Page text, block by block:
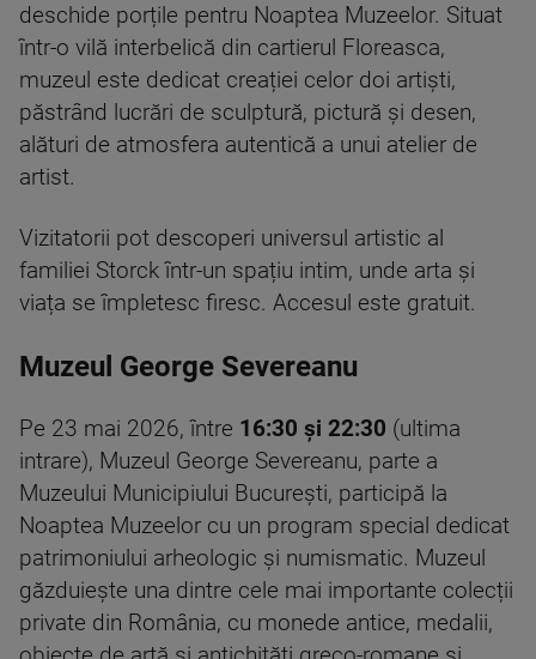
deschide porțile pentru Noaptea Muzeelor. Situat
într-o vilă interbelică din cartierul Floreasca,
muzeul este dedicat creației celor doi artiști,
păstrând lucrări de sculptură, pictură și desen,
alături de atmosfera autentică a unui atelier de
artist.
Vizitatorii pot descoperi universul artistic al
familiei Storck într-un spațiu intim, unde arta și
viața se împletesc firesc. Accesul este gratuit.
Muzeul George Severeanu
Pe 23 mai 2026, între 16:30 și 22:30 (ultima
intrare), Muzeul George Severeanu, parte a
Muzeului Municipiului București, participă la
Noaptea Muzeelor cu un program special dedicat
patrimoniului arheologic și numismatic. Muzeul
găzduiește una dintre cele mai importante colecții
private din România, cu monede antice, medalii,